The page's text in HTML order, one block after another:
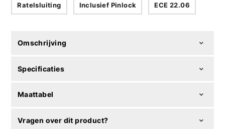
Ratelsluiting Inclusief Pinlock ECE 22.06
Omschrijving
Specificaties
Maattabel
Vragen over dit product?